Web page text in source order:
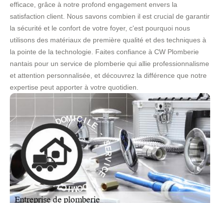
efficace, grâce à notre profond engagement envers la
satisfaction client. Nous savons combien il est crucial de garantir
la sécurité et le confort de votre foyer, c'est pourquoi nous
utilisons des matériaux de première qualité et des techniques à
la pointe de la technologie. Faites confiance à CW Plomberie
nantais pour un service de plomberie qui allie professionnalisme
et attention personnalisée, et découvrez la différence que notre
expertise peut apporter à votre quotidien.
S
E
R
V
I
E
À
DO
MICILE -
S
ER
V
I
C
E
À
D
O
M
I
C
I
L
E
-